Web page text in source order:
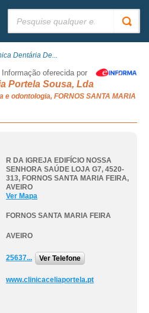
Dentária De...
Informação oferecida por
Portela Sousa, Lda
odontologia, FORNOS SANTA MARIA
R DA IGREJA EDIFÍCIO NOSSA
SENHORA SAÚDE LOJA G7, 4520-
313, FORNOS SANTA MARIA FEIRA,
AVEIRO
Ver Mapa
FORNOS SANTA MARIA FEIRA
AVEIRO
25637... Ver Telefone
www.clinicaceliaportela.pt